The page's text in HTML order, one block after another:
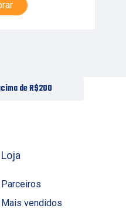
de R$200
Loja
Parceiros
Mais vendidos